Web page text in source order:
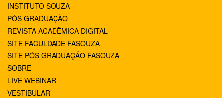
INSTITUTO SOUZA
PÓS GRADUAÇÃO
REVISTA ACADÊMICA DIGITAL
SITE FACULDADE FASOUZA
SITE PÓS GRADUAÇÃO FASOUZA
SOBRE
LIVE WEBINAR
VESTIBULAR